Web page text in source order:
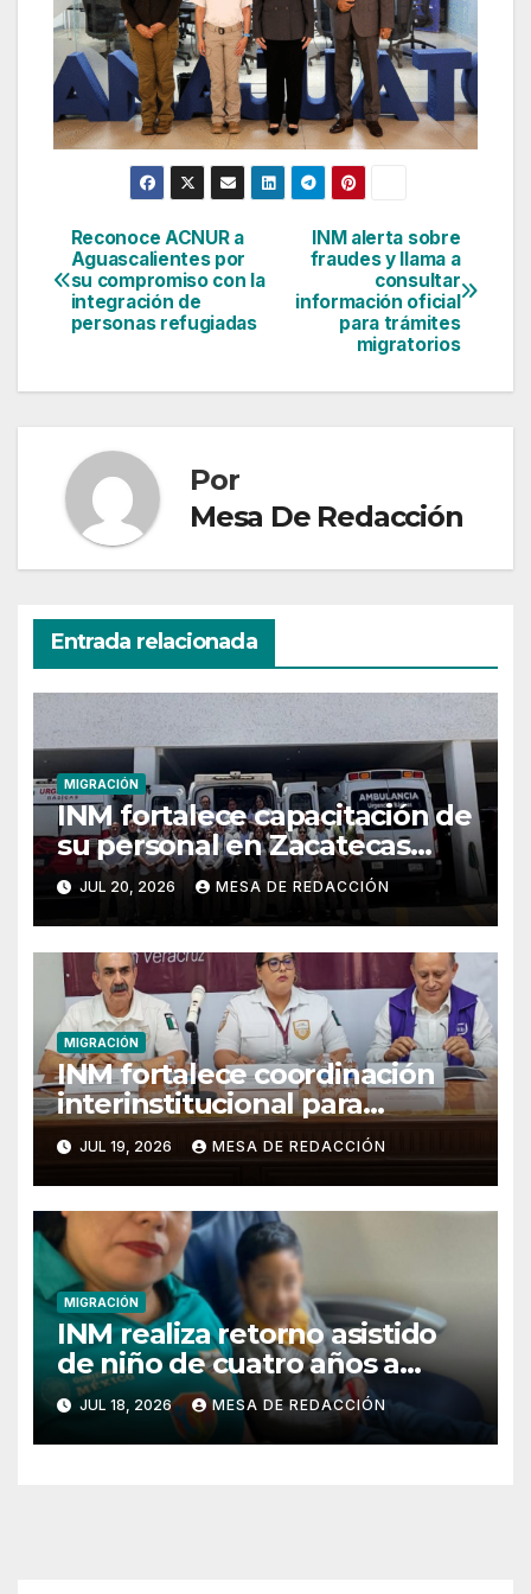
Navegación
de
entradas
INM alerta sobre
fraudes y llama a
consultar
información oficial
para trámites
migratorios
Reconoce ACNUR a
Aguascalientes por
su compromiso con la
integración de
personas refugiadas
Por
Mesa De Redacción
Entrada relacionada
MIGRACIÓN
INM fortalece capacitación de
su personal en Zacatecas
para mejorar la prevención y
seguridad
JUL 20, 2026 MESA DE REDACCIÓN
MIGRACIÓN
INM fortalece coordinación
interinstitucional para
atender la movilidad
migratoria en Veracruz
JUL 19, 2026 MESA DE REDACCIÓN
MIGRACIÓN
INM realiza retorno asistido
de niño de cuatro años a
Honduras bajo protección de
sus derechos
JUL 18, 2026 MESA DE REDACCIÓN